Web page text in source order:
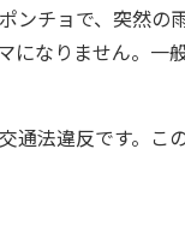
ンチョで、突然
になりません。
法違反です。こ